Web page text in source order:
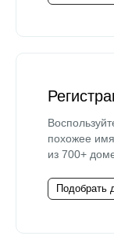
похожее
из 700+
Подобрать